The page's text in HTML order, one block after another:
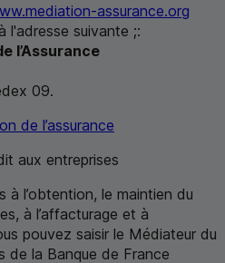
assurance.org
l'adresse suivante ;:
l’Assurance
09.
de l’assurance
aux entreprises
à l’obtention, le maintien du
à l’affacturage et à
pouvez saisir le Médiateur du
de la Banque de France